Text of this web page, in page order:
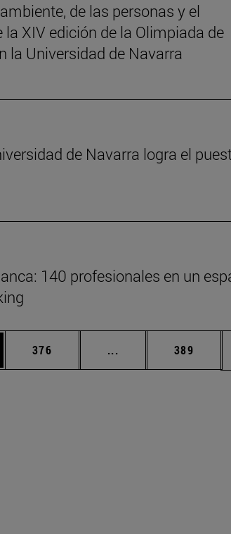
de las personas y el
XIV edición de la Olimpiada de
la Universidad de Navarra
de Navarra logra el
140 profesionales en un
desplazarse.
Página
376 ... Páginas intermedias
Página
389